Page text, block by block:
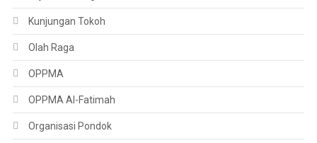
Kunjungan Tokoh
Olah Raga
OPPMA
OPPMA Al-Fatimah
Organisasi Pondok